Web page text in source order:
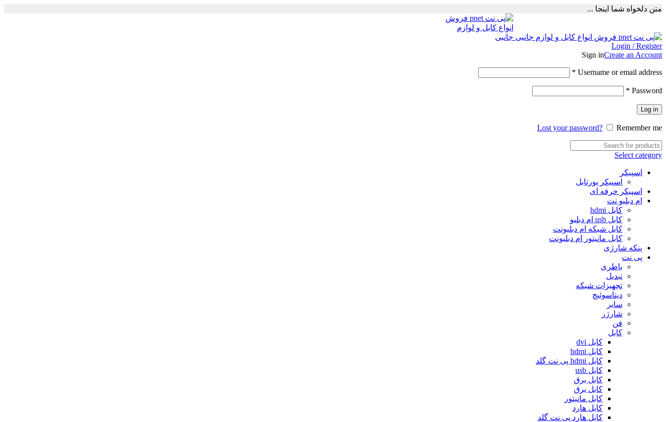
متن دلخواه شما اینجا ...
Login / Register
Sign inCreate an Account
Username or email address
*
Password
*
Log in
Lost your password? Remember me
Select category
اسپیکر
اسپیکر پورتابل
اسپیکر حرفه ای
ام دبلیو نت
کابل hdmi
کابل usb ام دبلیو
کابل شبکه ام دبلیونت
کابل مانیتور ام دبلیونت
پنکه شارژی
پی نت
باطری
تبدیل
تجهیزات شبکه
دیتاسوئیچ
سایر
شارژر
فن
کابل
کابل dvi
کابل hdmi
کابل hdmi پی نت گلد
کابل usb
کابل برق
کابل برق
کابل مانیتور
کابل هارد
کابل هارد پی نت گلد